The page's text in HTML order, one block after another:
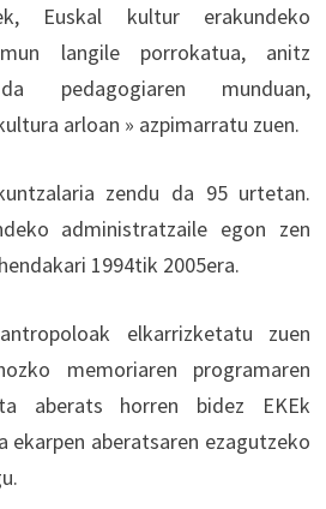
Euskal kultur erakundeko
langile porrokatua, anitz
pedagogiaren munduan,
arloan » azpimarratu zuen.
zendu da 95 urtetan.
administratzaile egon zen
1994tik 2005era.
elkarrizketatu zuen
memoriaren programaren
aberats horren bidez EKEk
ekarpen aberatsaren ezagutzeko